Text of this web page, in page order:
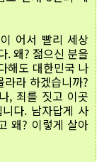
어서 빨리 세상
. 왜? 젊으신 분을
해도 대한민국 나
라 하겠습니까?
, 죄를 짓고 이곳
다. 남자답게 사
왜? 이렇게 살아